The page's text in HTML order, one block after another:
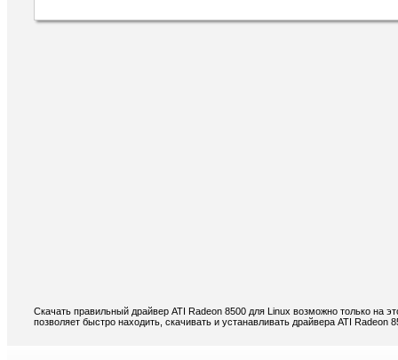
Скачать правильный драйвер ATI Radeon 8500 для Linux возможно только на
позволяет быстро находить, скачивать и устанавливать драйвера ATI Radeon